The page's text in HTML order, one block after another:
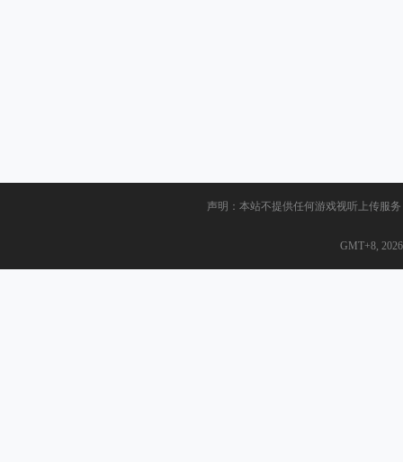
声明：本站不提供任何游戏视听上传服
GMT+8,